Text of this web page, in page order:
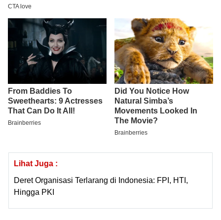
Lihat Juga :
Deret Organisasi Terlarang di Indonesia: FPI, HTI,
Hingga PKI